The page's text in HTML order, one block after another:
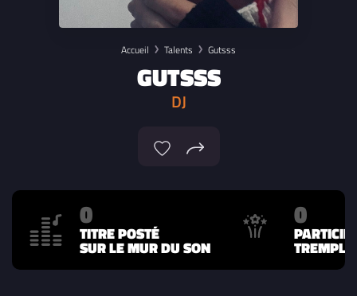
Accueil Talents Gutsss
GUTSSS
DJ
0
TITRE POSTÉ
SUR LE MUR DU SON
0